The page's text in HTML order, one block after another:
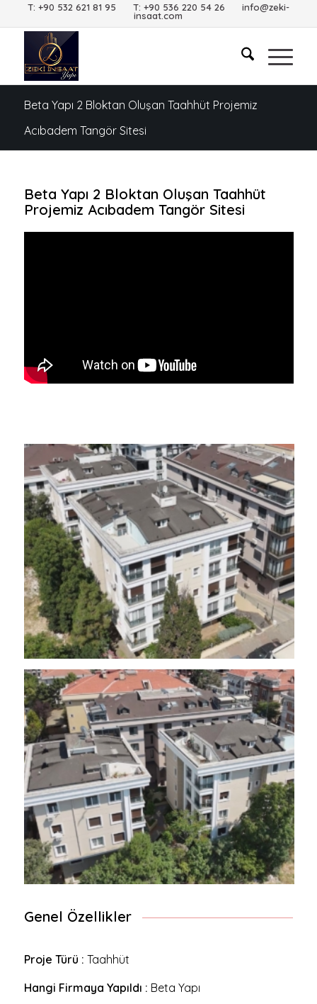
T: +90 532 621 81 95 T: +90 536 220 54 26 info@zeki-
insaat.com
Beta Yapı 2 Bloktan Oluşan Taahhüt Projemiz
Acıbadem Tangör Sitesi
Beta Yapı 2 Bloktan Oluşan Taahhüt
Projemiz Acıbadem Tangör Sitesi
Genel Özellikler
Proje Türü : Taahhüt
Hangi Firmaya Yapıldı : Beta Yapı